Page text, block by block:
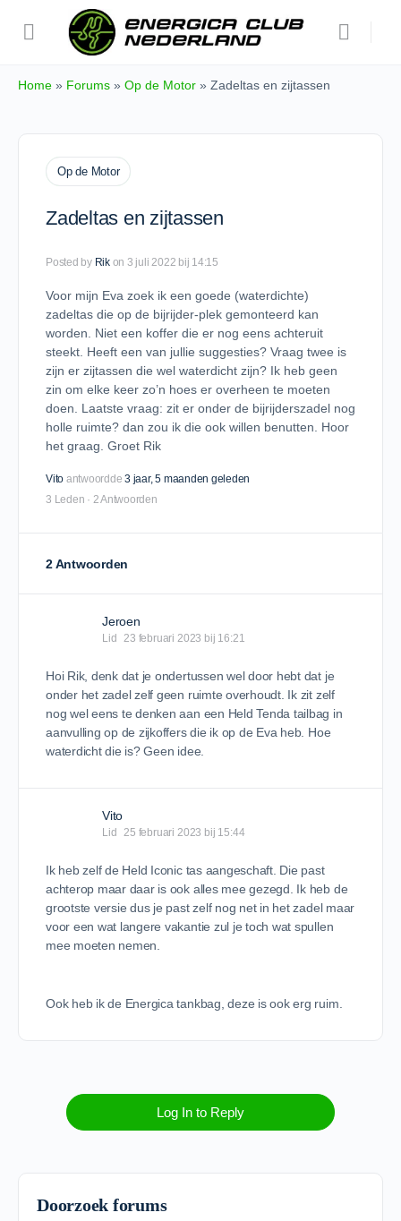
Home » Forums » Op de Motor » Zadeltas en zijtassen
Op de Motor
Zadeltas en zijtassen
Posted by Rik on 3 juli 2022 bij 14:15
Voor mijn Eva zoek ik een goede (waterdichte)
zadeltas die op de bijrijder-plek gemonteerd kan
worden. Niet een koffer die er nog eens achteruit
steekt. Heeft een van jullie suggesties? Vraag twee is
zijn er zijtassen die wel waterdicht zijn? Ik heb geen
zin om elke keer zo’n hoes er overheen te moeten
doen. Laatste vraag: zit er onder de bijrijderszadel nog
holle ruimte? dan zou ik die ook willen benutten. Hoor
het graag. Groet Rik
Vito antwoordde3 jaar​, 5 maanden geleden
3 Leden · 2 Antwoorden
2 Antwoorden
Jeroen
Lid 23 februari 2023 bij 16:21
Hoi Rik, denk dat je ondertussen wel door hebt dat je
onder het zadel zelf geen ruimte overhoudt. Ik zit zelf
nog wel eens te denken aan een Held Tenda tailbag in
aanvulling op de zijkoffers die ik op de Eva heb. Hoe
waterdicht die is? Geen idee.
Vito
Lid 25 februari 2023 bij 15:44
Ik heb zelf de Held Iconic tas aangeschaft. Die past
achterop maar daar is ook alles mee gezegd. Ik heb de
grootste versie dus je past zelf nog net in het zadel maar
voor een wat langere vakantie zul je toch wat spullen
mee moeten nemen.
Ook heb ik de Energica tankbag, deze is ook erg ruim.
Log In to Reply
Doorzoek forums